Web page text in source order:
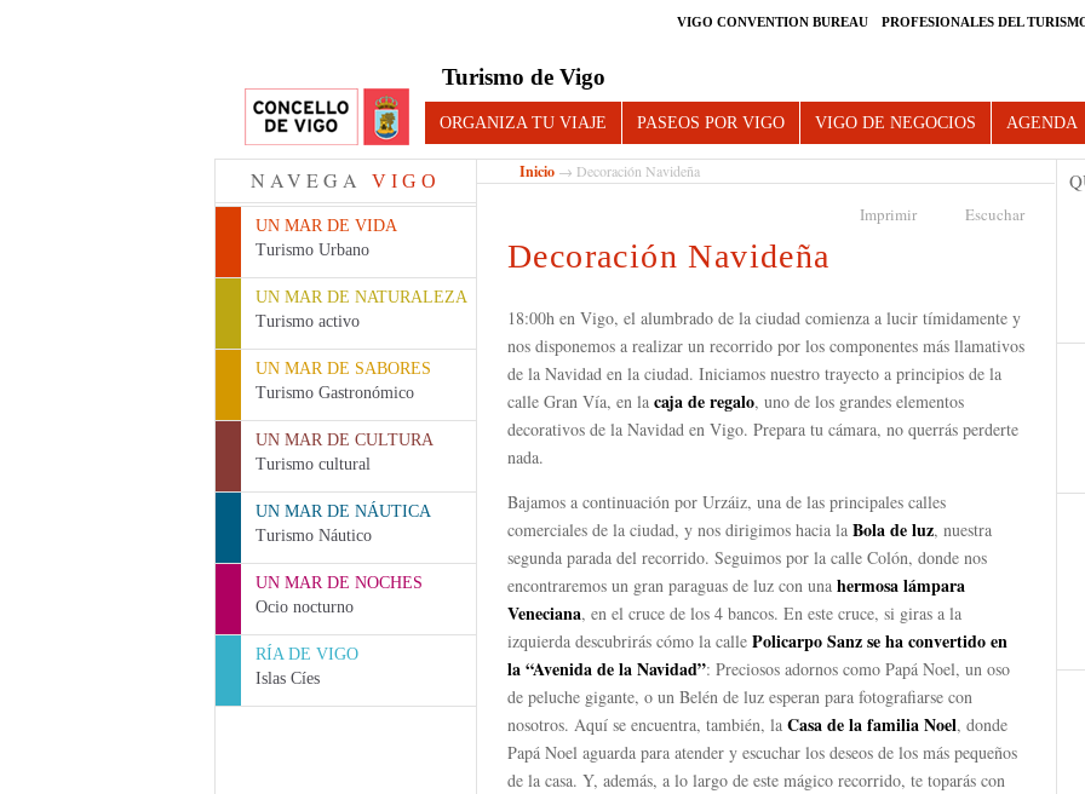
VIGO CONVENTION BUREAU PROFESIONALES DEL
Turismo de Vigo
ORGANIZA TU VIAJE PASEOS POR VIGO VIGO DE NEGOCIOS AGENDA
NAVEGA VIGO
UN MAR DE VIDA
Turismo Urbano
UN MAR DE NATURALEZA
Turismo activo
UN MAR DE SABORES
Turismo Gastronómico
UN MAR DE CULTURA
Turismo cultural
UN MAR DE NÁUTICA
Turismo Náutico
UN MAR DE NOCHES
Ocio nocturno
RÍA DE VIGO
Islas Cíes
Inicio → Decoración Navideña
Imprimir Escuchar
Decoración Navideña
18:00h en Vigo, el alumbrado de la ciudad comienza a lucir tímidamente y
nos disponemos a realizar un recorrido por los componentes más llamativos
de la Navidad en la ciudad. Iniciamos nuestro trayecto a principios de la
calle Gran Vía, en la caja de regalo, uno de los grandes elementos
decorativos de la Navidad en Vigo. Prepara tu cámara, no querrás perderte
nada.
Bajamos a continuación por Urzáiz, una de las principales calles
comerciales de la ciudad, y nos dirigimos hacia la Bola de luz, nuestra
segunda parada del recorrido. Seguimos por la calle Colón, donde nos
encontraremos un gran paraguas de luz con una hermosa lámpara
Veneciana, en el cruce de los 4 bancos. En este cruce, si giras a la
izquierda descubrirás cómo la calle Policarpo Sanz se ha convertido en
la “Avenida de la Navidad”: Preciosos adornos como Papá Noel, un oso
de peluche gigante, o un Belén de luz esperan para fotografiarse con
nosotros. Aquí se encuentra, también, la Casa de la familia Noel, donde
Papá Noel aguarda para atender y escuchar los deseos de los más pequeños
de la casa. Y, además, a lo largo de este mágico recorrido, te toparás con